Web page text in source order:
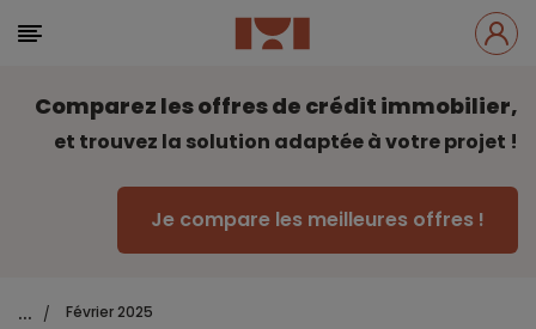
Comparez les offres de crédit immobilier,
et trouvez la solution adaptée à votre projet !
Je compare les meilleures offres !
... / Février 2025